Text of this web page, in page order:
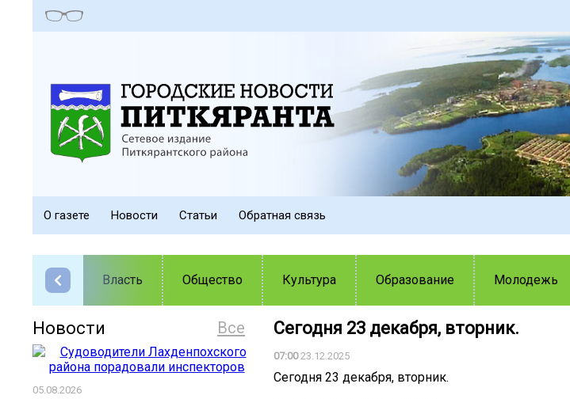
О газете Новости Статьи Обратная связь
Власть Общество Культура Образование Молодежь
Все
Новости
05.08.2026
Сегодня 23 декабря, вторник.
07:0023.12.2025
Сегодня 23 декабря, вторник.